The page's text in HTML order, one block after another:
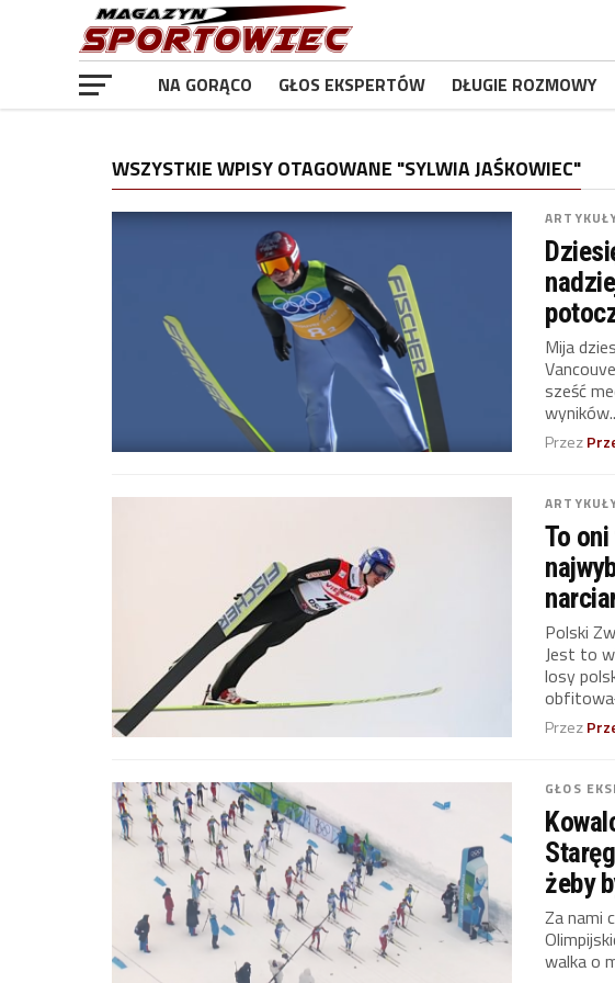
NA GORĄCO GŁOS EKSPERTÓW DŁUGIE ROZMOWY
WSZYSTKIE WPISY OTAGOWANE "SYLWIA JAŚKOWIEC"
Mija
sześć
Przez
To
Polski
Jest to
losy
Przez
GŁOS
żeby
Za nami
walka o